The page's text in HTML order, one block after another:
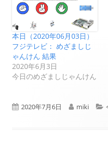
本日（2020年06月03日）
フジテレビ： めざましじ
ゃんけん 結果
2020年6月3日
今日のめざましじゃんけん
公
2020年7月6日
作
miki